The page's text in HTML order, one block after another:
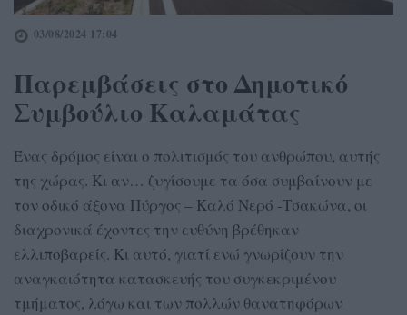
03/08/2024 17:04
Παρεμβάσεις στο Δημοτικό
Συμβούλιο Καλαμάτας
Ένας δρόμος είναι ο πολιτισμός του ανθρώπου, αυτής
της χώρας. Κι αν… ζυγίσουμε τα όσα συμβαίνουν με
τον οδικό άξονα Πύργος – Καλό Νερό -Τσακώνα, οι
διαχρονικά έχοντες την ευθύνη βρέθηκαν
ελλιποβαρείς. Κι αυτό, γιατί ενώ γνωρίζουν την
αναγκαιότητα κατασκευής του συγκεκριμένου
τμήματος, λόγω και των πολλών θανατηφόρων